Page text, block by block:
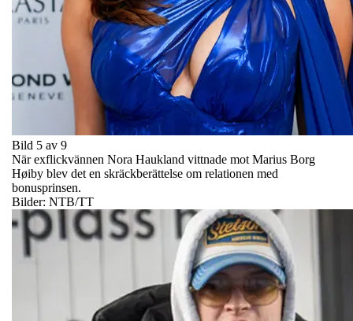
Bild 5 av 9
När exflickvännen Nora Haukland vittnade mot Marius Borg
Høiby blev det en skräckberättelse om relationen med
bonusprinsen.
Bilder: NTB/TT